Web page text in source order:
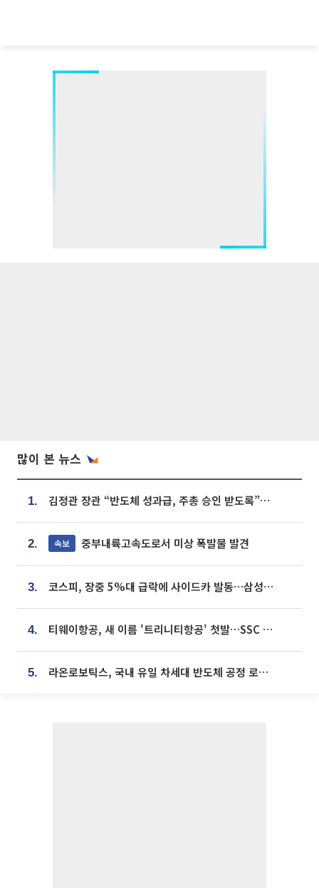
많이 본 뉴스
1. 김정관 장관 “반도체 성과급, 주총 승인 받도록”…상법·자본시장법 개정 시사
2. 속보 중부내륙고속도로서 미상 폭발물 발견
3. 코스피, 장중 5%대 급락에 사이드카 발동…삼성·SK 동반 폭락
4. 티웨이항공, 새 이름 '트리니티항공' 첫발…SSC 전략 본격화
5. 라온로보틱스, 국내 유일 차세대 반도체 공정 로봇 개발 ‘고객사 테스트 진행’